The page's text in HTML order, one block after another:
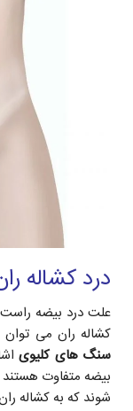
درد کشاله
علت درد بیضه
کشاله ران می توان
سنگ های کلیوی
بیضه متفاوت هستند
شوند که به کشاله